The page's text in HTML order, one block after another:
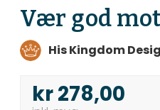
Vær god
His Kingdom
kr278,00